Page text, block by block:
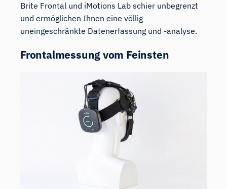
Brite Frontal und iMotions Lab schier unbegrenzt
und ermöglichen Ihnen eine völlig
uneingeschränkte Datenerfassung und -analyse.
Frontalmessung vom Feinsten